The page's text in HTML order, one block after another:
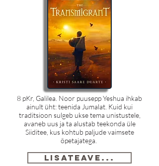
8 pKr, Galilea. Noor puusepp Yeshua ihkab
ainult üht: teenida Jumalat. Kuid kui
traditsioon sulgeb ukse tema unistustele,
avaneb uus ja ta alustab teekonda üle
Siiditee, kus kohtub paljude vaimsete
õpetajatega.
Lisateave...